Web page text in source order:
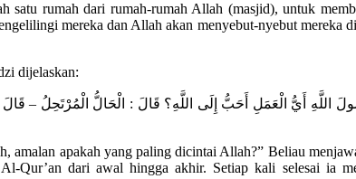
rumah dari rumah-rumah Allah (masjid), untuk
mereka dan Allah akan menyebut-nyebut mereka
dijelaskan:
amalan apakah yang paling dicintai Allah?” Beliau
Qur’an dari awal hingga akhir. Setiap kali selesai ia